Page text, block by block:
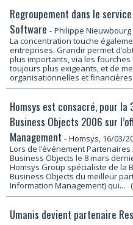
Regroupement dans le
Software - Philippe Nieuwbourg
La concentration touche
entreprises. Grandir permet
plus importants, via les
toujours plus exigeants, et de
organisationnelles et
Homsys est consacré, pour
Business Objects 2006 sur
Management - Homsys, 16/03/
Lors de l’événement
Business Objects le 8 mars
Homsys Group spécialiste de la
Business Objects du meilleur
Information Management) qui...
Umanis devient partenaire